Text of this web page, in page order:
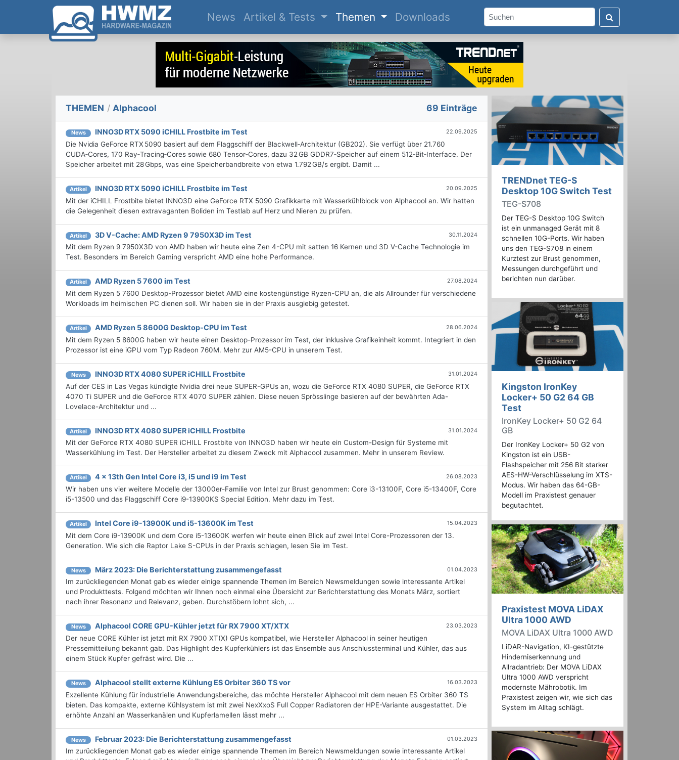
News(current)
Artikel & Tests Themen Downloads
THEMEN / Alphacool 69 Einträge
News INNO3D RTX 5090 iCHILL Frostbite im Test 22.09.2025
Die Nvidia GeForce RTX 5090 basiert auf dem Flaggschiff der Blackwell‑Architektur (GB202). Sie verfügt über 21.760
CUDA‑Cores, 170 Ray‑Tracing‑Cores sowie 680 Tensor‑Cores, dazu 32 GB GDDR7‑Speicher auf einem 512‑Bit‑Interface. Der
Speicher arbeitet mit 28 Gbps, was eine Speicherbandbreite von etwa 1.792 GB/s ergibt. Damit ...
Artikel INNO3D RTX 5090 iCHILL Frostbite im Test 20.09.2025
Mit der iCHILL Frostbite bietet INNO3D eine GeForce RTX 5090 Grafikkarte mit Wasserkühlblock von Alphacool an. Wir hatten
die Gelegenheit diesen extravaganten Boliden im Testlab auf Herz und Nieren zu prüfen.
Artikel 3D V-Cache: AMD Ryzen 9 7950X3D im Test 30.11.2024
Mit dem Ryzen 9 7950X3D von AMD haben wir heute eine Zen 4-CPU mit satten 16 Kernen und 3D V-Cache Technologie im
Test. Besonders im Bereich Gaming verspricht AMD eine hohe Performance.
Artikel AMD Ryzen 5 7600 im Test 27.08.2024
Mit dem Ryzen 5 7600 Desktop-Prozessor bietet AMD eine kostengünstige Ryzen-CPU an, die als Allrounder für verschiedene
Workloads im heimischen PC dienen soll. Wir haben sie in der Praxis ausgiebig getestet.
Artikel AMD Ryzen 5 8600G Desktop-CPU im Test 28.06.2024
Mit dem Ryzen 5 8600G haben wir heute einen Desktop-Prozessor im Test, der inklusive Grafikeinheit kommt. Integriert in den
Prozessor ist eine iGPU vom Typ Radeon 760M. Mehr zur AM5-CPU in unserem Test.
News INNO3D RTX 4080 SUPER iCHILL Frostbite 31.01.2024
Auf der CES in Las Vegas kündigte Nvidia drei neue SUPER-GPUs an, wozu die GeForce RTX 4080 SUPER, die GeForce RTX
4070 Ti SUPER und die GeForce RTX 4070 SUPER zählen. Diese neuen Sprösslinge basieren auf der bewährten Ada-
Lovelace-Architektur und ...
Artikel INNO3D RTX 4080 SUPER iCHILL Frostbite 31.01.2024
Mit der GeForce RTX 4080 SUPER iCHILL Frostbite von INNO3D haben wir heute ein Custom-Design für Systeme mit
Wasserkühlung im Test. Der Hersteller arbeitet zu diesem Zweck mit Alphacool zusammen. Mehr in unserem Review.
Artikel 4 x 13th Gen Intel Core i3, i5 und i9 im Test 26.08.2023
Wir haben uns vier weitere Modelle der 13000er-Familie von Intel zur Brust genommen: Core i3-13100F, Core i5-13400F, Core
i5-13500 und das Flaggschiff Core i9-13900KS Special Edition. Mehr dazu im Test.
Artikel Intel Core i9-13900K und i5-13600K im Test 15.04.2023
Mit dem Core i9-13900K und dem Core i5-13600K werfen wir heute einen Blick auf zwei Intel Core-Prozessoren der 13.
Generation. Wie sich die Raptor Lake S-CPUs in der Praxis schlagen, lesen Sie im Test.
News März 2023: Die Bericht­erstattung zusammengefasst 01.04.2023
Im zurückliegenden Monat gab es wieder einige spannende Themen im Bereich Newsmeldungen sowie interessante Artikel
und Produkttests. Folgend möchten wir Ihnen noch einmal eine Übersicht zur Berichterstattung des Monats März, sortiert
nach ihrer Resonanz und Relevanz, geben. Durchstöbern lohnt sich, ...
News Alphacool CORE GPU-Kühler jetzt für RX 7900 XT/XTX 23.03.2023
Der neue CORE Kühler ist jetzt mit RX 7900 XT(X) GPUs kompatibel, wie Hersteller Alphacool in seiner heutigen
Pressemitteilung bekannt gab. Das Highlight des Kupferkühlers ist das Ensemble aus Anschlussterminal und Kühler, das aus
einem Stück Kupfer gefräst wird. Die ...
News Alphacool stellt externe Kühlung ES Orbiter 360 TS vor 16.03.2023
Exzellente Kühlung für industrielle Anwendungsbereiche, das möchte Hersteller Alphacool mit dem neuen ES Orbiter 360 TS
bieten. Das kompakte, externe Kühlsystem ist mit zwei NexXxoS Full Copper Radiatoren der HPE-Variante ausgestattet. Die
erhöhte Anzahl an Wasserkanälen und Kupferlamellen lässt mehr ...
News Februar 2023: Die Bericht­erstattung zusammengefasst 01.03.2023
Im zurückliegenden Monat gab es wieder einige spannende Themen im Bereich Newsmeldungen sowie interessante Artikel
TRENDnet TEG-S
Desktop 10G Switch Test
TEG-S708
Der TEG-S Desktop 10G Switch
ist ein unmanaged Gerät mit 8
schnellen 10G-Ports. Wir haben
uns den TEG-S708 in einem
Kurztest zur Brust genommen,
Messungen durchgeführt und
berichten nun darüber.
Kingston IronKey
Locker+ 50 G2 64 GB
Test
IronKey Locker+ 50 G2 64
GB
Der IronKey Locker+ 50 G2 von
Kingston ist ein USB-
Flashspeicher mit 256 Bit starker
AES-HW-Verschlüsselung im XTS-
Modus. Wir haben das 64-GB-
Modell im Praxistest genauer
begutachtet.
Praxistest MOVA LiDAX
Ultra 1000 AWD
MOVA LiDAX Ultra 1000 AWD
LiDAR-Navigation, KI-gestützte
Hinderniserkennung und
Allradantrieb: Der MOVA LiDAX
Ultra 1000 AWD verspricht
modernste Mährobotik. Im
Praxistest zeigen wir, wie sich das
System im Alltag schlägt.